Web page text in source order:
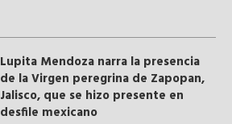
Lupita Mendoza narra la presencia
de la Virgen peregrina de Zapopan,
Jalisco, que se hizo presente en
desfile mexicano